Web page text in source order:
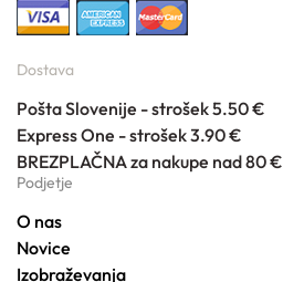
Dostava
Pošta Slovenije - strošek 5.50 €
Express One - strošek 3.90 €
BREZPLAČNA za nakupe nad 80 €
Podjetje
O nas
Novice
Izobraževanja